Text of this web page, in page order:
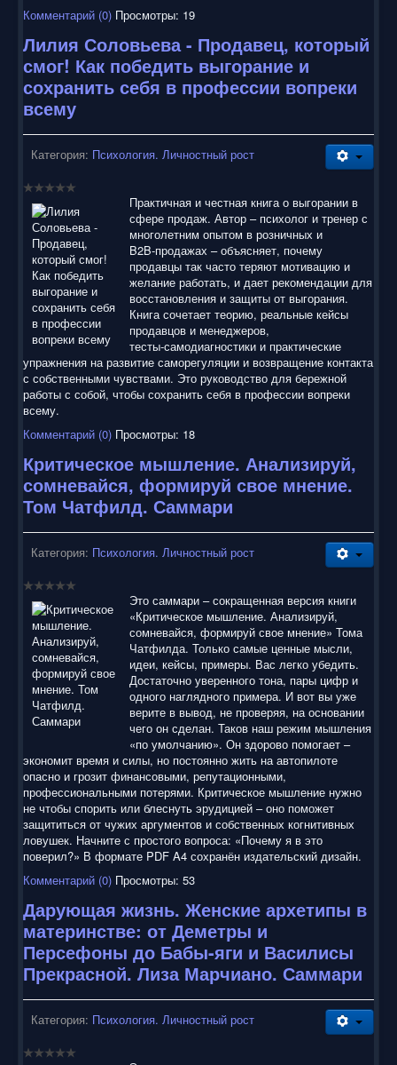
Комментарий (0) Просмотры: 19
Лилия Соловьева - Продавец, который
смог! Как победить выгорание и
сохранить себя в профессии вопреки
всему
Категория: Психология. Личностный рост
Практичная и честная книга о выгорании в
сфере продаж. Автор – психолог и тренер с
многолетним опытом в розничных и
B2B‑продажах – объясняет, почему
продавцы так часто теряют мотивацию и
желание работать, и дает рекомендации для
восстановления и защиты от выгорания.
Книга сочетает теорию, реальные кейсы
продавцов и менеджеров,
тесты‑самодиагностики и практические
упражнения на развитие саморегуляции и возвращение контакта
с собственными чувствами. Это руководство для бережной
работы с собой, чтобы сохранить себя в профессии вопреки
всему.
Комментарий (0) Просмотры: 18
Критическое мышление. Анализируй,
сомневайся, формируй свое мнение.
Том Чатфилд. Саммари
Категория: Психология. Личностный рост
Это саммари – сокращенная версия книги
«Критическое мышление. Анализируй,
сомневайся, формируй свое мнение» Тома
Чатфилда. Только самые ценные мысли,
идеи, кейсы, примеры. Вас легко убедить.
Достаточно уверенного тона, пары цифр и
одного наглядного примера. И вот вы уже
верите в вывод, не проверяя, на основании
чего он сделан. Таков наш режим мышления
«по умолчанию». Он здорово помогает –
экономит время и силы, но постоянно жить на автопилоте
опасно и грозит финансовыми, репутационными,
профессиональными потерями. Критическое мышление нужно
не чтобы спорить или блеснуть эрудицией – оно поможет
защититься от чужих аргументов и собственных когнитивных
ловушек. Начните с простого вопроса: «Почему я в это
поверил?» В формате PDF A4 сохранён издательский дизайн.
Комментарий (0) Просмотры: 53
Дарующая жизнь. Женские архетипы в
материнстве: от Деметры и
Персефоны до Бабы-яги и Василисы
Прекрасной. Лиза Марчиано. Саммари
Категория: Психология. Личностный рост